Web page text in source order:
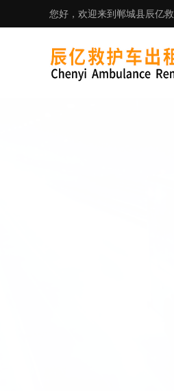
您好，欢迎来到郸城县辰亿